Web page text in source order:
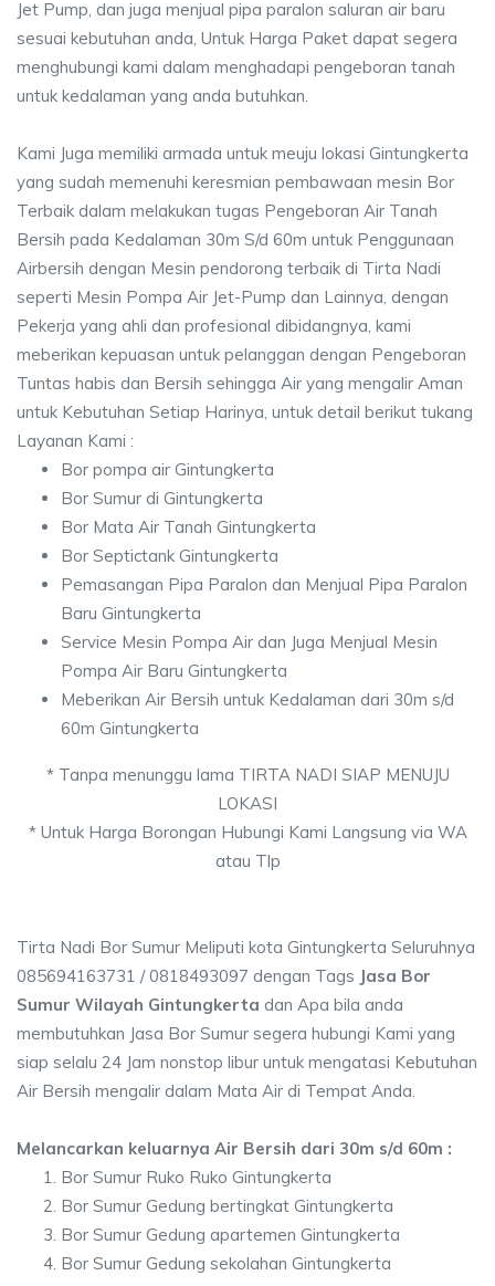
Jet Pump, dan juga menjual pipa paralon saluran air baru
sesuai kebutuhan anda, Untuk Harga Paket dapat segera
menghubungi kami dalam menghadapi pengeboran tanah
untuk kedalaman yang anda butuhkan.
Kami Juga memiliki armada untuk meuju lokasi Gintungkerta
yang sudah memenuhi keresmian pembawaan mesin Bor
Terbaik dalam melakukan tugas Pengeboran Air Tanah
Bersih pada Kedalaman 30m S/d 60m untuk Penggunaan
Airbersih dengan Mesin pendorong terbaik di Tirta Nadi
seperti Mesin Pompa Air Jet-Pump dan Lainnya, dengan
Pekerja yang ahli dan profesional dibidangnya, kami
meberikan kepuasan untuk pelanggan dengan Pengeboran
Tuntas habis dan Bersih sehingga Air yang mengalir Aman
untuk Kebutuhan Setiap Harinya, untuk detail berikut tukang
Layanan Kami :
Bor pompa air Gintungkerta
Bor Sumur di Gintungkerta
Bor Mata Air Tanah Gintungkerta
Bor Septictank Gintungkerta
Pemasangan Pipa Paralon dan Menjual Pipa Paralon
Baru Gintungkerta
Service Mesin Pompa Air dan Juga Menjual Mesin
Pompa Air Baru Gintungkerta
Meberikan Air Bersih untuk Kedalaman dari 30m s/d
60m Gintungkerta
* Tanpa menunggu lama TIRTA NADI SIAP MENUJU
LOKASI
* Untuk Harga Borongan Hubungi Kami Langsung via WA
atau Tlp
Tirta Nadi Bor Sumur Meliputi kota Gintungkerta Seluruhnya
085694163731 / 0818493097 dengan Tags Jasa Bor
Sumur Wilayah Gintungkerta dan Apa bila anda
membutuhkan Jasa Bor Sumur segera hubungi Kami yang
siap selalu 24 Jam nonstop libur untuk mengatasi Kebutuhan
Air Bersih mengalir dalam Mata Air di Tempat Anda.
Melancarkan keluarnya Air Bersih dari 30m s/d 60m :
Bor Sumur Ruko Ruko Gintungkerta
Bor Sumur Gedung bertingkat Gintungkerta
Bor Sumur Gedung apartemen Gintungkerta
Bor Sumur Gedung sekolahan Gintungkerta